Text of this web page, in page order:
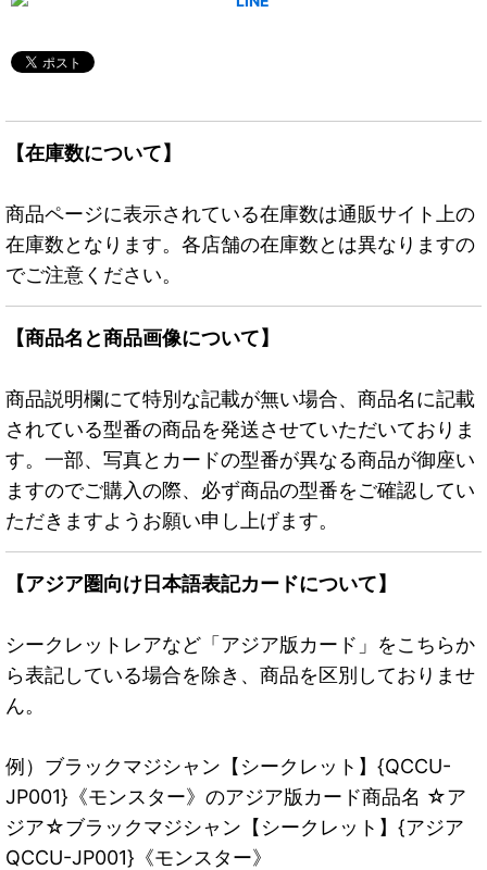
【在庫数について】
商品ページに表示されている在庫数は通販サイト上の
在庫数となります。各店舗の在庫数とは異なりますの
でご注意ください。
【商品名と商品画像について】
商品説明欄にて特別な記載が無い場合、商品名に記載
されている型番の商品を発送させていただいておりま
す。一部、写真とカードの型番が異なる商品が御座い
ますのでご購入の際、必ず商品の型番をご確認してい
ただきますようお願い申し上げます。
【アジア圏向け日本語表記カードについて】
シークレットレアなど「アジア版カード」をこちらか
ら表記している場合を除き、商品を区別しておりませ
ん。
例）ブラックマジシャン【シークレット】{QCCU-
JP001}《モンスター》のアジア版カード商品名 ☆ア
ジア☆ブラックマジシャン【シークレット】{アジア
QCCU-JP001}《モンスター》